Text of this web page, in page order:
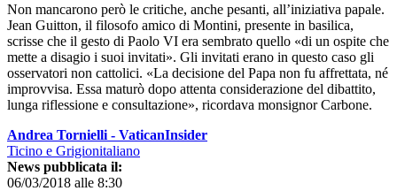
Non mancarono però le critiche, anche pesanti, all’iniziativa papale.
Jean Guitton, il filosofo amico di Montini, presente in basilica,
scrisse che il gesto di Paolo VI era sembrato quello «di un ospite che
mette a disagio i suoi invitati». Gli invitati erano in questo caso gli
osservatori non cattolici. «La decisione del Papa non fu affrettata, né
improvvisa. Essa maturò dopo attenta considerazione del dibattito,
lunga riflessione e consultazione», ricordava monsignor Carbone.
Andrea Tornielli - VaticanInsider
Ticino e Grigionitaliano
News pubblicata il:
06/03/2018 alle 8:30